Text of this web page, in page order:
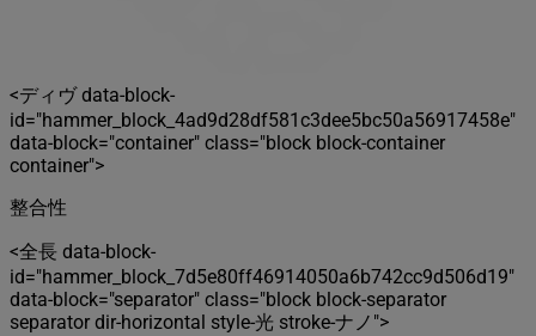
<ディヴ data-block-
id="hammer_block_4ad9d28df581c3dee5bc50a56917458e"
data-block="container" class="block block-container
container">
整合性
<全長 data-block-
id="hammer_block_7d5e80ff46914050a6b742cc9d506d19"
data-block="separator" class="block block-separator
separator dir-horizontal style-光 stroke-ナノ">